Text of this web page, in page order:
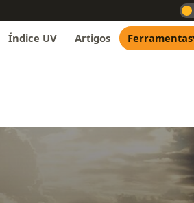
Índice UV Artigos Ferramentas